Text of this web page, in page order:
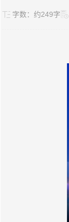
字数： 约249字